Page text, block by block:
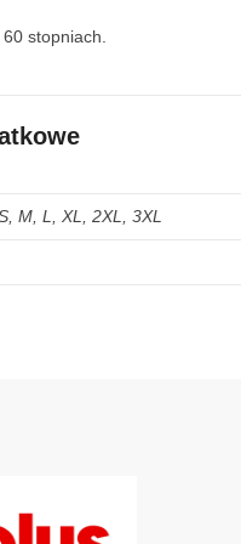
stopniach.
M, L, XL, 2XL, 3XL